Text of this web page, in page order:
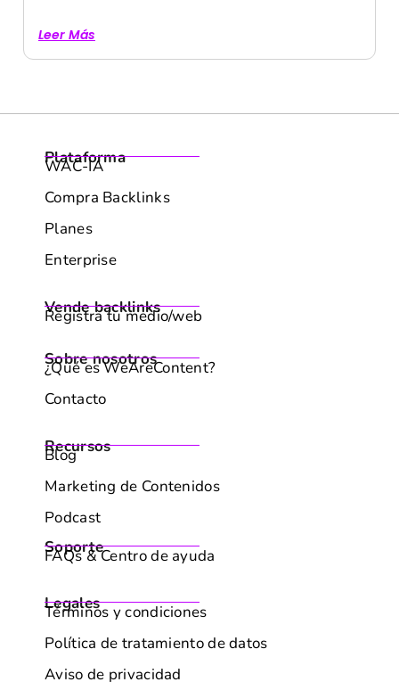
Leer Más
Plataforma
WAC-IA
Compra Backlinks
Planes
Enterprise
Vende backlinks
Registra tu medio/web
Sobre nosotros
¿Qué es WeAreContent?
Contacto
Recursos
Blog
Marketing de Contenidos
Podcast
Soporte
FAQs & Centro de ayuda
Legales
Términos y condiciones
Política de tratamiento de datos
Aviso de privacidad